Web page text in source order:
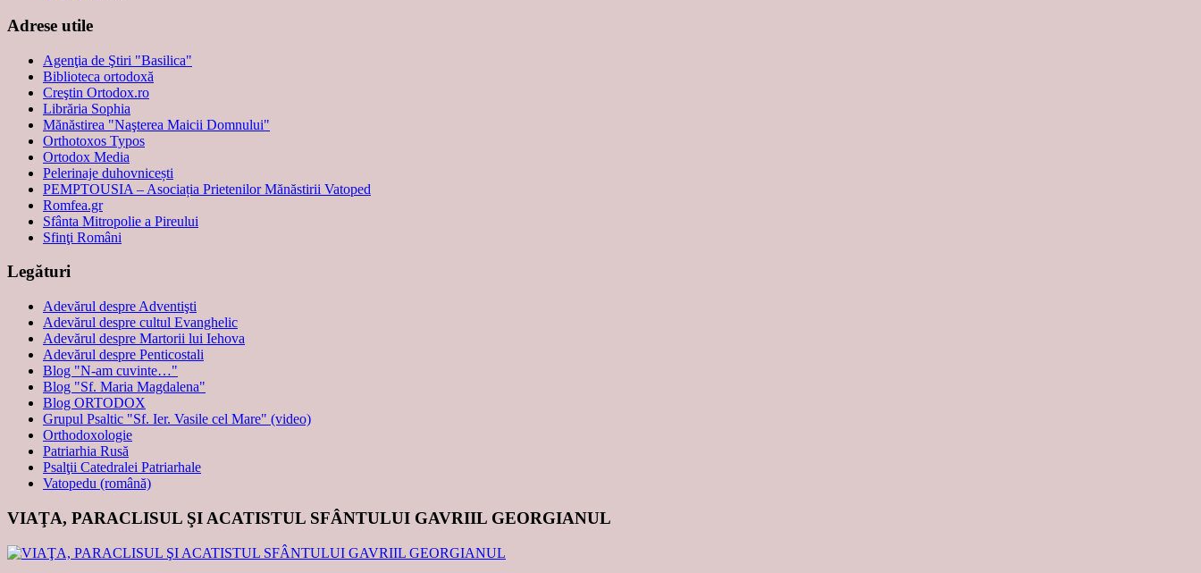
Adrese utile
Agenţia de Ştiri "Basilica"
Biblioteca ortodoxă
Creştin Ortodox.ro
Librăria Sophia
Mănăstirea "Naşterea Maicii Domnului"
Orthotoxos Typos
Ortodox Media
Pelerinaje duhovnicești
PEMPTOUSIA – Asociația Prietenilor Mănăstirii Vatoped
Romfea.gr
Sfânta Mitropolie a Pireului
Sfinţi Români
Legături
Adevărul despre Adventişti
Adevărul despre cultul Evanghelic
Adevărul despre Martorii lui Iehova
Adevărul despre Penticostali
Blog "N-am cuvinte…"
Blog "Sf. Maria Magdalena"
Blog ORTODOX
Grupul Psaltic "Sf. Ier. Vasile cel Mare" (video)
Orthodoxologie
Patriarhia Rusă
Psalţii Catedralei Patriarhale
Vatopedu (română)
VIAŢA, PARACLISUL ŞI ACATISTUL SFÂNTULUI GAVRIIL GEORGIANUL